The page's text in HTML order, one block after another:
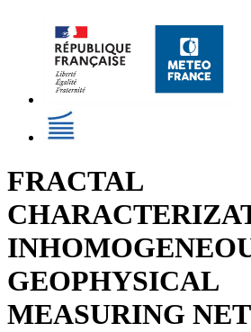
FRACTAL
GEOPHYSICAL
MEASURING